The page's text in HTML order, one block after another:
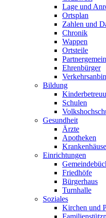
Lage und
Ortsplan
Zahlen und
Chronik
Wappen
Ortsteile
Ehrenbürger
Bildung
Schulen
Gesundheit
Ärzte
Apotheken
Einrichtungen
Friedhöfe
Bürgerhaus
Turnhalle
Soziales
Kirchen und